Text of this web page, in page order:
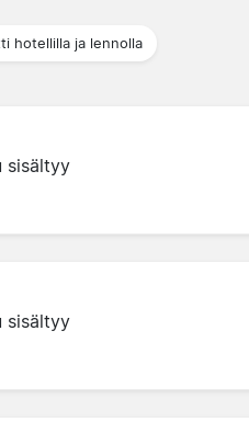
hotellilla ja lennolla
sisältyy
sisältyy